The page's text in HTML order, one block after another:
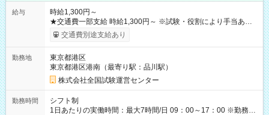
給与
時給1,300円～
★交通費一部支給 時給1,300円～ ※試験・役割により手当あり
※勤務回数により昇給あり 【即給（前払い）オプションあ
り！】 希望される場合、勤務から1週間ほどで給与の一部を受け
例】 ・河合塾模擬試験 8:30～17:30（休憩1時間） 時給1,300円
×8時間＝日収10,400円＋交通費 ※当日の役割により時給＋100
円の場合あり ・国家試験 7:00～13:30（休憩なし） 時給1,300
円（役割手当＋100円）×6時間＝日収8,400円＋交通費 【試用期
間】試用期間なし
交通費別途支給あり
勤務地
東京都港区
東京都港区港南（最寄り駅：品川駅）
株式会社全国試験運営センター
勤務時間
シフト制
1日あたりの実働時間：最大7時間/日 09：00～17：00 ※勤務時